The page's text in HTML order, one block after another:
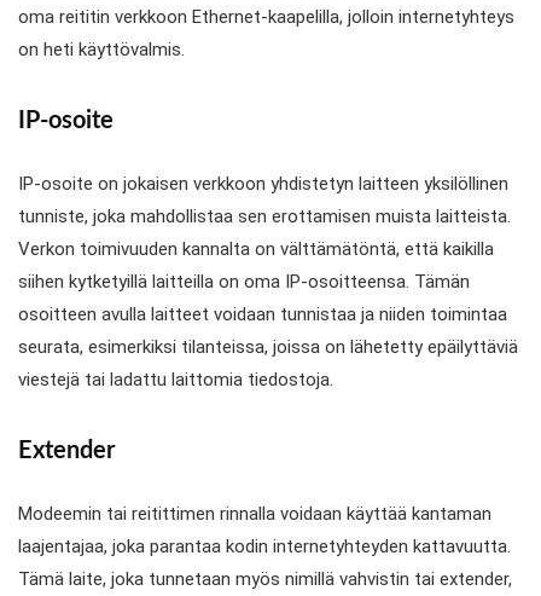
oma reititin verkkoon Ethernet-kaapelilla, jolloin internetyhteys
on heti käyttövalmis.
IP-osoite
IP-osoite on jokaisen verkkoon yhdistetyn laitteen yksilöllinen
tunniste, joka mahdollistaa sen erottamisen muista laitteista.
Verkon toimivuuden kannalta on välttämätöntä, että kaikilla
siihen kytketyillä laitteilla on oma IP-osoitteensa. Tämän
osoitteen avulla laitteet voidaan tunnistaa ja niiden toimintaa
seurata, esimerkiksi tilanteissa, joissa on lähetetty epäilyttäviä
viestejä tai ladattu laittomia tiedostoja.
Extender
Modeemin tai reitittimen rinnalla voidaan käyttää kantaman
laajentajaa, joka parantaa kodin internetyhteyden kattavuutta.
Tämä laite, joka tunnetaan myös nimillä vahvistin tai extender,